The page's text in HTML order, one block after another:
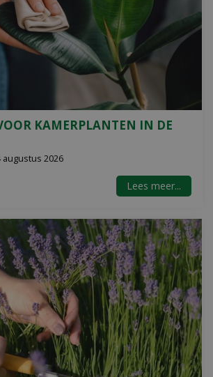
KAMERPLANTEN IN DE
augustus 2026
Lees meer...